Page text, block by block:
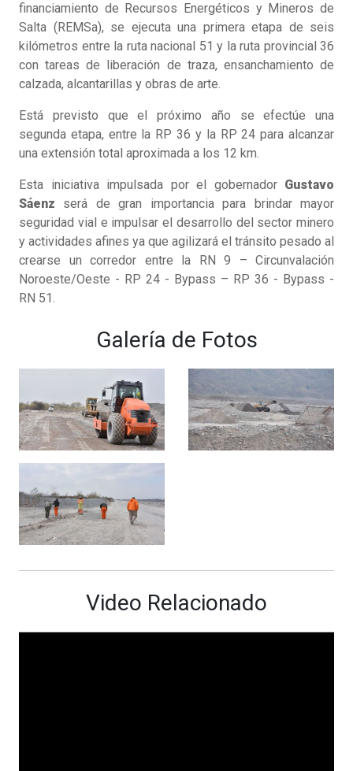
financiamiento de Recursos Energéticos y Mineros de
Salta (REMSa), se ejecuta una primera etapa de seis
kilómetros entre la ruta nacional 51 y la ruta provincial 36
con tareas de liberación de traza, ensanchamiento de
calzada, alcantarillas y obras de arte.
Está previsto que el próximo año se efectúe una
segunda etapa, entre la RP 36 y la RP 24 para alcanzar
una extensión total aproximada a los 12 km.
Esta iniciativa impulsada por el gobernador Gustavo
Sáenz será de gran importancia para brindar mayor
seguridad vial e impulsar el desarrollo del sector minero
y actividades afines ya que agilizará el tránsito pesado al
crearse un corredor entre la RN 9 – Circunvalación
Noroeste/Oeste - RP 24 - Bypass – RP 36 - Bypass -
RN 51.
Galería de Fotos
Video Relacionado